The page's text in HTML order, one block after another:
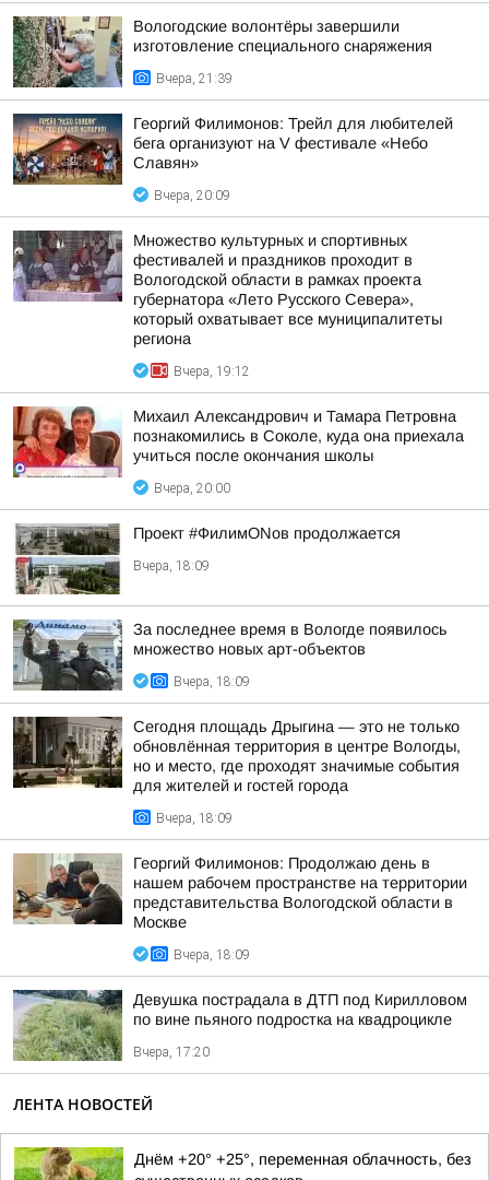
Вологодские волонтёры завершили
изготовление специального снаряжения
Вчера, 21:39
Георгий Филимонов: Трейл для любителей
бега организуют на V фестивале «Небо
Славян»
Вчера, 20:09
Множество культурных и спортивных
фестивалей и праздников проходит в
Вологодской области в рамках проекта
губернатора «Лето Русского Севера»,
который охватывает все муниципалитеты
региона
Вчера, 19:12
Михаил Александрович и Тамара Петровна
познакомились в Соколе, куда она приехала
учиться после окончания школы
Вчера, 20:00
Проект #ФилимONов продолжается
Вчера, 18:09
За последнее время в Вологде появилось
множество новых арт-объектов
Вчера, 18:09
Сегодня площадь Дрыгина — это не только
обновлённая территория в центре Вологды,
но и место, где проходят значимые события
для жителей и гостей города
Вчера, 18:09
Георгий Филимонов: Продолжаю день в
нашем рабочем пространстве на территории
представительства Вологодской области в
Москве
Вчера, 18:09
Девушка пострадала в ДТП под Кирилловом
по вине пьяного подростка на квадроцикле
Вчера, 17:20
ЛЕНТА НОВОСТЕЙ
Днём +20° +25°, переменная облачность, без